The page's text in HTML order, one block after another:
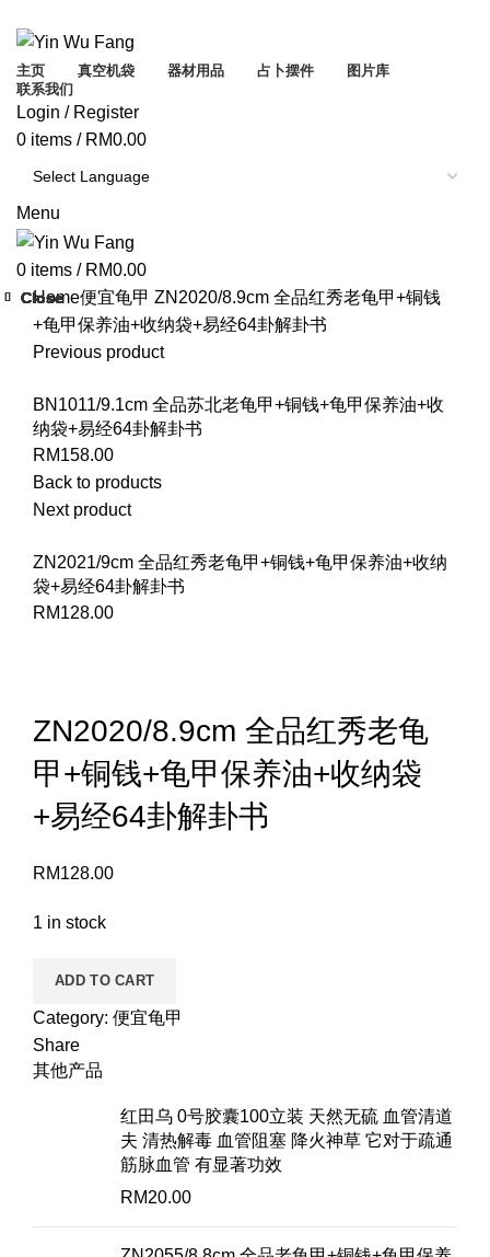
主页 真空机袋 器材用品 占卜摆件
图片库
联系我们
Login / Register
0 items / RM0.00
Menu
0 items / RM0.00
Home便宜龟甲 ZN2020/8.9cm 全品红秀老龟甲+铜钱
+龟甲保养油+收纳袋+易经64卦解卦书
Previous product
BN1011/9.1cm 全品苏北老龟甲+铜钱+龟甲保养油+收
纳袋+易经64卦解卦书
RM158.00
Back to products
Next product
ZN2021/9cm 全品红秀老龟甲+铜钱+龟甲保养油+收纳
袋+易经64卦解卦书
RM128.00
ZN2020/8.9cm 全品红秀老龟
甲+铜钱+龟甲保养油+收纳袋
+易经64卦解卦书
RM128.00
1 in stock
ADD TO CART
Category: 便宜龟甲
Share
其他产品
红田乌 0号胶囊100立装 天然无硫 血管清道
夫 清热解毒 血管阻塞 降火神草 它对于疏通
筋脉血管 有显著功效
RM20.00
Close
Close
Close
Close
Close
Close
Close
Close